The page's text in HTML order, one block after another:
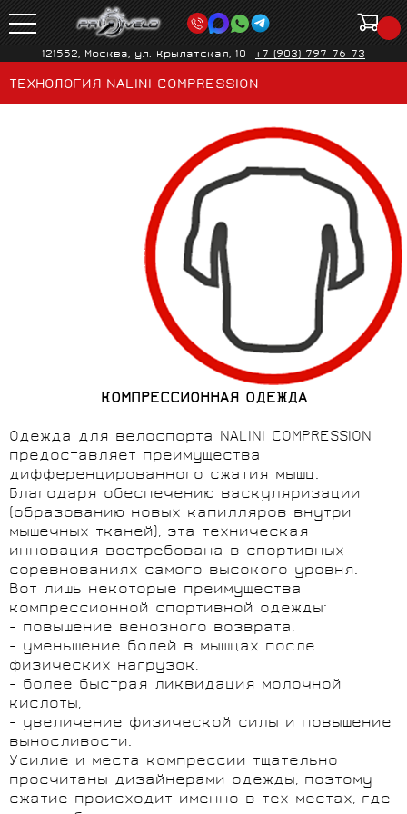
121552, Москва, ул. Крылатская, 10 +7 (903) 797-76-73
ТЕХНОЛОГИЯ NALINI COMPRESSION
КОМПРЕССИОННАЯ ОДЕЖДА
Одежда для велоспорта NALINI COMPRESSION
предоставляет преимущества
дифференцированного сжатия мышц.
Благодаря обеспечению васкуляризации
(образованию новых капилляров внутри
мышечных тканей), эта техническая
инновация востребована в спортивных
соревнованиях самого высокого уровня.
Вот лишь некоторые преимущества
компрессионной спортивной одежды:
- повышение венозного возврата,
- уменьшение болей в мышцах после
физических нагрузок,
- более быстрая ликвидация молочной
кислоты,
- увеличение физической силы и повышение
выносливости.
Усилие и места компрессии тщательно
просчитаны дизайнерами одежды, поэтому
сжатие происходит именно в тех местах, где